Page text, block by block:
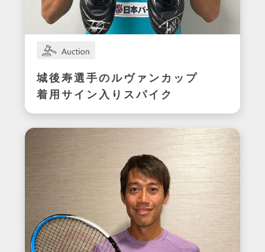
城後寿選手のルヴァンカップ
着用サイン入りスパイク